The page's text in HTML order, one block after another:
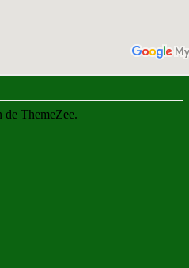
de ThemeZee.